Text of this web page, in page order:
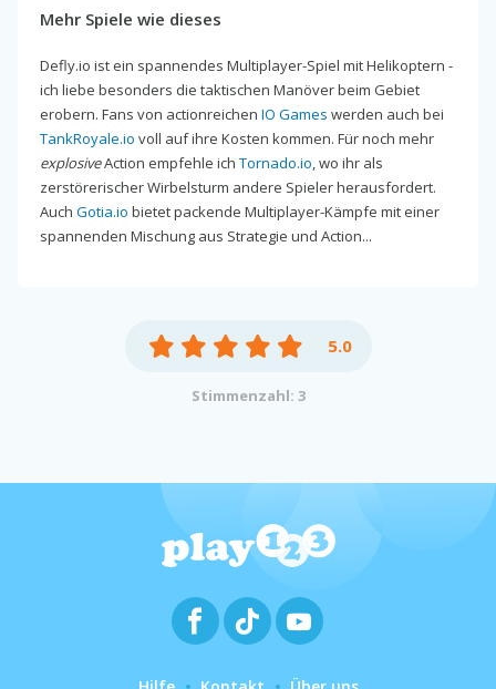
Mehr Spiele wie dieses
Defly.io ist ein spannendes Multiplayer-Spiel mit Helikoptern -
ich liebe besonders die taktischen Manöver beim Gebiet
erobern. Fans von actionreichen IO Games werden auch bei
TankRoyale.io voll auf ihre Kosten kommen. Für noch mehr
explosiveAction empfehle ich Tornado.io, wo ihr als
zerstörerischer Wirbelsturm andere Spieler herausfordert.
Auch Gotia.io bietet packende Multiplayer-Kämpfe mit einer
spannenden Mischung aus Strategie und Action...
5.0
Stimmenzahl: 3